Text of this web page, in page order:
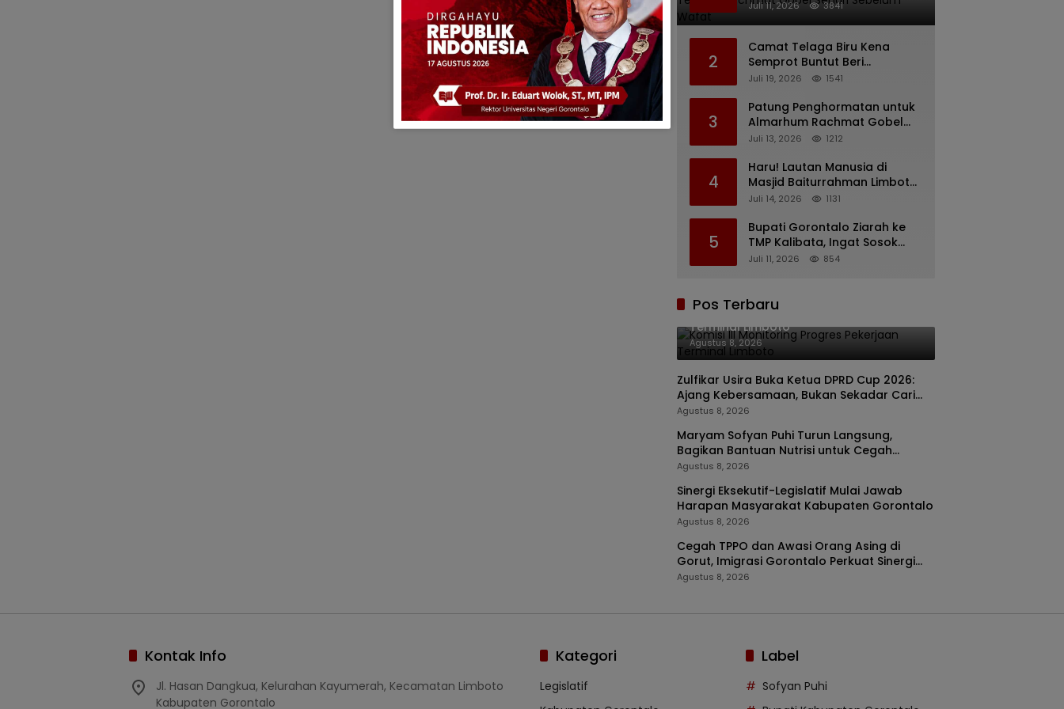
Rachmat Gobel Sehari
Juli 11, 2026 3841
2
Camat Telaga Biru Kena
Semprot Buntut Beri
Pernyataan Soal Gaji CS
Nunggak
Juli 19, 2026 1541
3
Patung Penghormatan untuk
Almarhum Rachmat Gobel
Digagas, Ini Tiga Lokasi yang
Juli 13, 2026 1212
4
Haru! Lautan Manusia di
Masjid Baiturrahman Limboto,
Kirim Doa untuk Almarhum
Juli 14, 2026 1131
5
Bupati Gorontalo Ziarah ke
TMP Kalibata, Ingat Sosok
Rachmat Gobel
Juli 11, 2026 854
Pos Terbaru
Komisi III Monitoring Progres Pekerjaan
Terminal Limboto
Agustus 8, 2026
Zulfikar Usira Buka Ketua DPRD Cup 2026:
Ajang Kebersamaan, Bukan Sekadar Cari
Juara
Agustus 8, 2026
Maryam Sofyan Puhi Turun Langsung,
Bagikan Bantuan Nutrisi untuk Cegah
Stunting di Tilango
Agustus 8, 2026
Sinergi Eksekutif-Legislatif Mulai Jawab
Harapan Masyarakat Kabupaten Gorontalo
Agustus 8, 2026
Cegah TPPO dan Awasi Orang Asing di
Gorut, Imigrasi Gorontalo Perkuat Sinergi
TIMPORA
Agustus 8, 2026
Kontak Info
Jl. Hasan Dangkua, Kelurahan Kayumerah, Kecamatan Limboto
Kabupaten Gorontalo
Kategori
Legislatif
Label
Sofyan Puhi